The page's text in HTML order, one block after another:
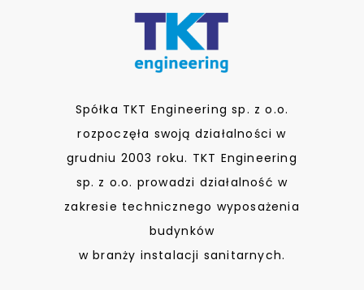
Spółka TKT Engineering sp. z o.o.
rozpoczęła swoją działalności w
grudniu 2003 roku. TKT Engineering
sp. z o.o. prowadzi działalność w
zakresie technicznego wyposażenia
budynków
w branży instalacji sanitarnych.